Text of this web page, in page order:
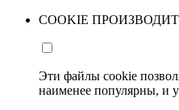
COOKIE
Эти файлы cookie
наименее популярны, и